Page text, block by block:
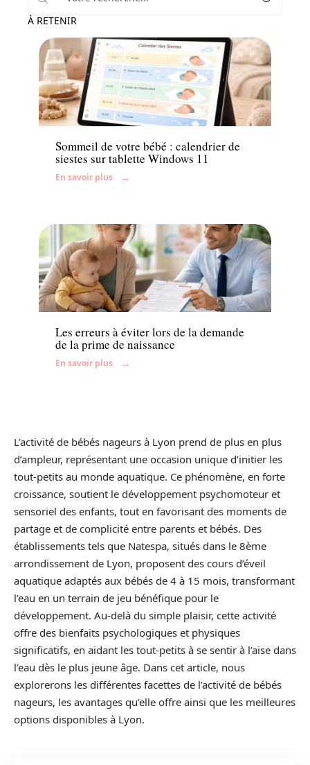
À RETENIR
Enfant
Sommeil de votre bébé : calendrier de
siestes sur tablette Windows 11
En savoir plus
Bébé
Les erreurs à éviter lors de la demande
de la prime de naissance
En savoir plus
L’activité de bébés nageurs à Lyon prend de plus en plus
d’ampleur, représentant une occasion unique d’initier les
tout-petits au monde aquatique. Ce phénomène, en forte
croissance, soutient le développement psychomoteur et
sensoriel des enfants, tout en favorisant des moments de
partage et de complicité entre parents et bébés. Des
établissements tels que Natespa, situés dans le 8ème
arrondissement de Lyon, proposent des cours d’éveil
aquatique adaptés aux bébés de 4 à 15 mois, transformant
l’eau en un terrain de jeu bénéfique pour le
développement. Au-delà du simple plaisir, cette activité
offre des bienfaits psychologiques et physiques
significatifs, en aidant les tout-petits à se sentir à l’aise dans
l’eau dès le plus jeune âge. Dans cet article, nous
explorerons les différentes facettes de l’activité de bébés
nageurs, les avantages qu’elle offre ainsi que les meilleures
options disponibles à Lyon.